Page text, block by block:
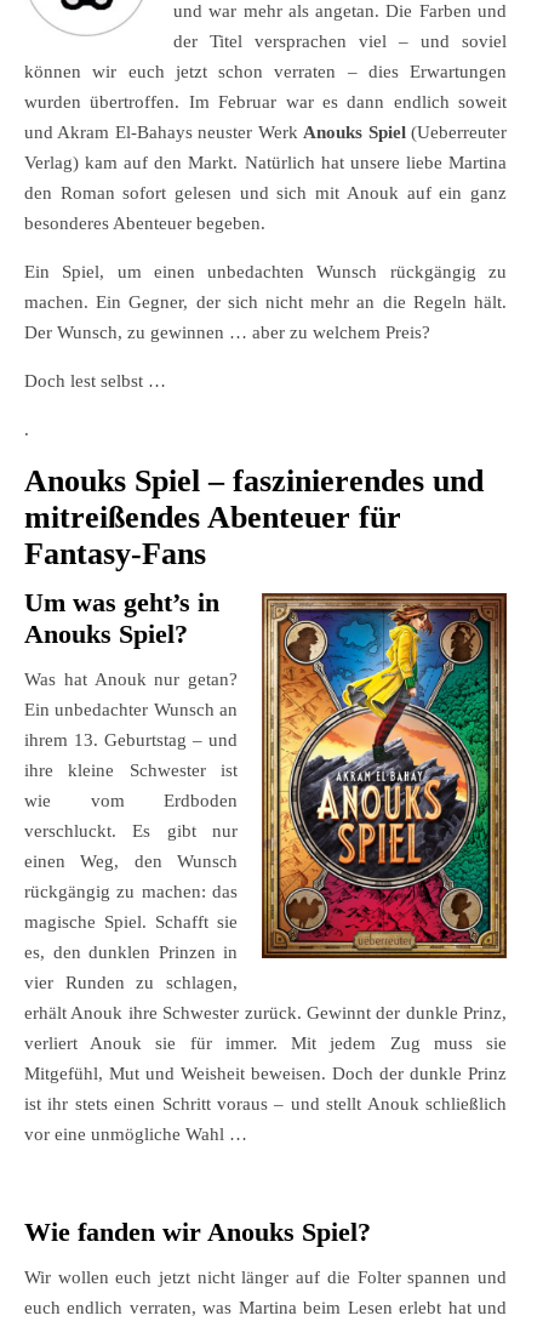
und war mehr als angetan. Die Farben und
der Titel versprachen viel – und soviel
können wir euch jetzt schon verraten – dies Erwartungen
wurden übertroffen. Im Februar war es dann endlich soweit
und Akram El-Bahays neuster WerkAnouks Spiel(Ueberreuter
Verlag) kam auf den Markt. Natürlich hat unsere liebe Martina
den Roman sofort gelesen und sich mit Anouk auf ein ganz
besonderes Abenteuer begeben.
Ein Spiel, um einen unbedachten Wunsch rückgängig zu
machen. Ein Gegner, der sich nicht mehr an die Regeln hält.
Der Wunsch, zu gewinnen … aber zu welchem Preis?
Doch lest selbst …
.
Anouks Spiel – faszinierendes und
mitreißendes Abenteuer für
Fantasy-Fans
Um was geht’s in
Anouks Spiel?
Was hat Anouk nur getan?
Ein unbedachter Wunsch an
ihrem 13. Geburtstag – und
ihre kleine Schwester ist
wie vom Erdboden
verschluckt. Es gibt nur
einen Weg, den Wunsch
rückgängig zu machen: das
magische Spiel. Schafft sie
es, den dunklen Prinzen in
vier Runden zu schlagen,
erhält Anouk ihre Schwester zurück. Gewinnt der dunkle Prinz,
verliert Anouk sie für immer. Mit jedem Zug muss sie
Mitgefühl, Mut und Weisheit beweisen. Doch der dunkle Prinz
ist ihr stets einen Schritt voraus – und stellt Anouk schließlich
vor eine unmögliche Wahl …
Wie fanden wir Anouks Spiel?
Wir wollen euch jetzt nicht länger auf die Folter spannen und
euch endlich verraten, was Martina beim Lesen erlebt hat und